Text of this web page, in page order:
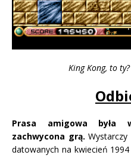
King Kong, to
Prasa amigowa była
zachwycona grą.
datowanych na kwiecień